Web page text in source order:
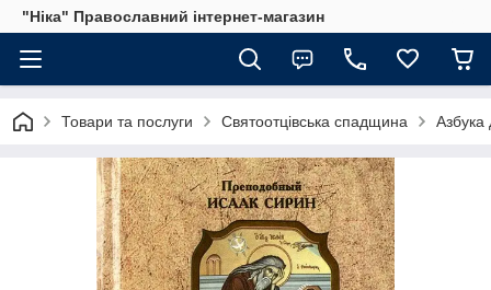
"Ніка" Православний інтернет-магазин
Товари та послуги Святоотцівська спадщина Азбука